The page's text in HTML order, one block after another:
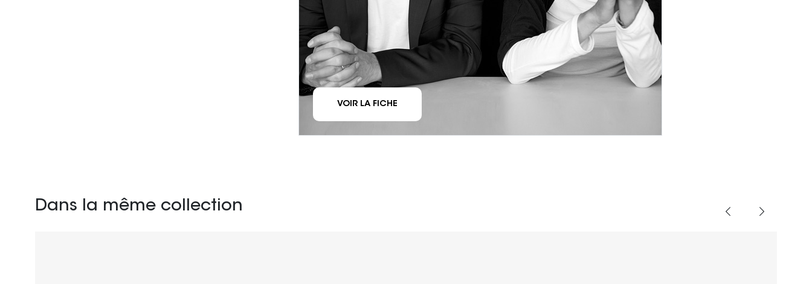
VOIR LA FICHE
Dans la même collection